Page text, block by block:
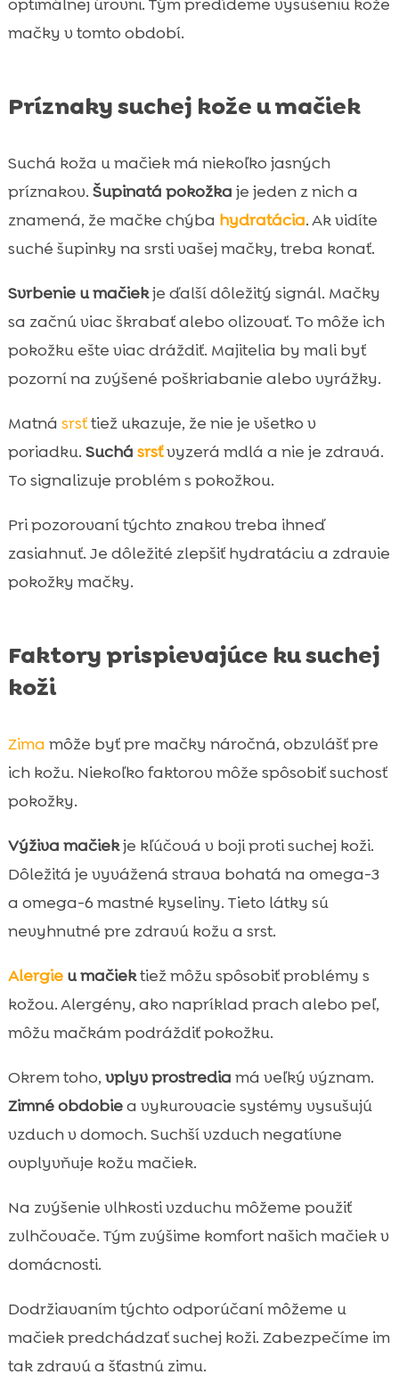
mačky v tomto období.
Príznaky suchej kože u mačiek
Suchá koža u mačiek má niekoľko jasných
príznakov. Šupinatá pokožka je jeden z nich a
znamená, že mačke chýba hydratácia. Ak vidíte
suché šupinky na srsti vašej mačky, treba konať.
Svrbenie u mačiekje ďalší dôležitý signál. Mačky
sa začnú viac škrabať alebo olizovať. To môže ich
pokožku ešte viac dráždiť. Majitelia by mali byť
pozorní na zvýšené poškriabanie alebo vyrážky.
Matná srsťtiež ukazuje, že nie je všetko v
poriadku. Suchá srsťvyzerá mdlá a nie je zdravá.
To signalizuje problém s pokožkou.
Pri pozorovaní týchto znakov treba ihneď
zasiahnuť. Je dôležité zlepšiť hydratáciu a zdravie
pokožky mačky.
Faktory prispievajúce ku suchej
koži
Zima môže byť pre mačky náročná, obzvlášť pre
ich kožu. Niekoľko faktorov môže spôsobiť suchosť
pokožky.
Výživa mačiekje kľúčová v boji proti suchej koži.
Dôležitá je vyvážená strava bohatá na omega-3
a omega-6 mastné kyseliny. Tieto látky sú
nevyhnutné pre zdravú kožu a srst.
Alergieu mačiektiež môžu spôsobiť problémy s
kožou. Alergény, ako napríklad prach alebo peľ,
môžu mačkám podráždiť pokožku.
Okrem toho, vplyv prostredia má veľký význam.
Zimné obdobiea vykurovacie systémy vysušujú
vzduch v domoch. Suchší vzduch negatívne
ovplyvňuje kožu mačiek.
Na zvýšenie vlhkosti vzduchu môžeme použiť
zvlhčovače. Tým zvýšime komfort našich mačiek v
domácnosti.
Dodržiavaním týchto odporúčaní môžeme u
mačiek predchádzať suchej koži. Zabezpečíme im
tak zdravú a šťastnú zimu.